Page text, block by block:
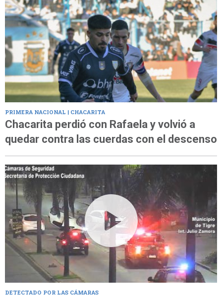
PRIMERA NACIONAL | CHACARITA
Chacarita perdió con Rafaela y volvió a
quedar contra las cuerdas con el descenso
DETECTADO POR LAS CÁMARAS